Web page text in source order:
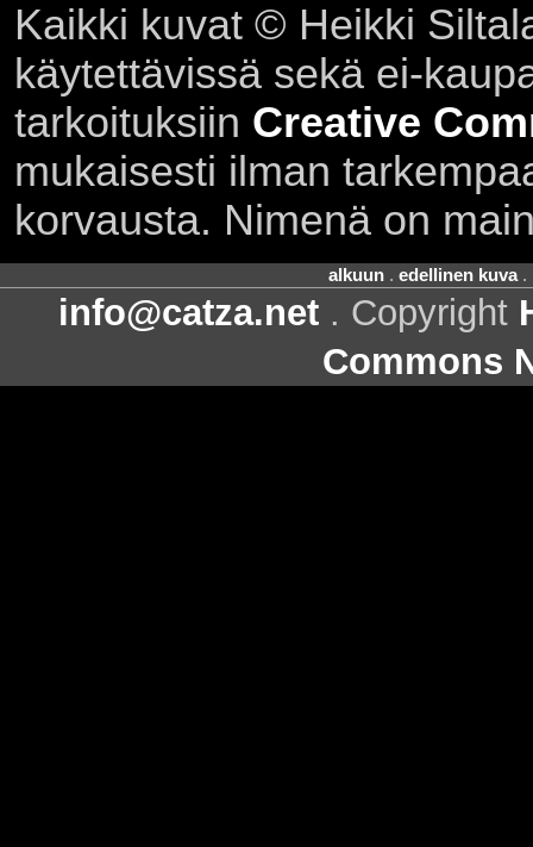
Kaikki kuvat © Heikki
käytettävissä sekä ei-
tarkoituksiin Creative
mukaisesti ilman
korvausta. Nimenä on
alkuun. edellinen kuva.
info@catza.net . Copyright
Commons